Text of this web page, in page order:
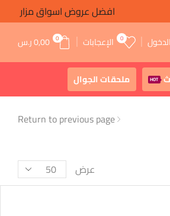
افضل عروض اسواق مزار
0 الإعجابات 0
0,00ر.س
HOT ملحقات الجوال
Return to previous page
عرض